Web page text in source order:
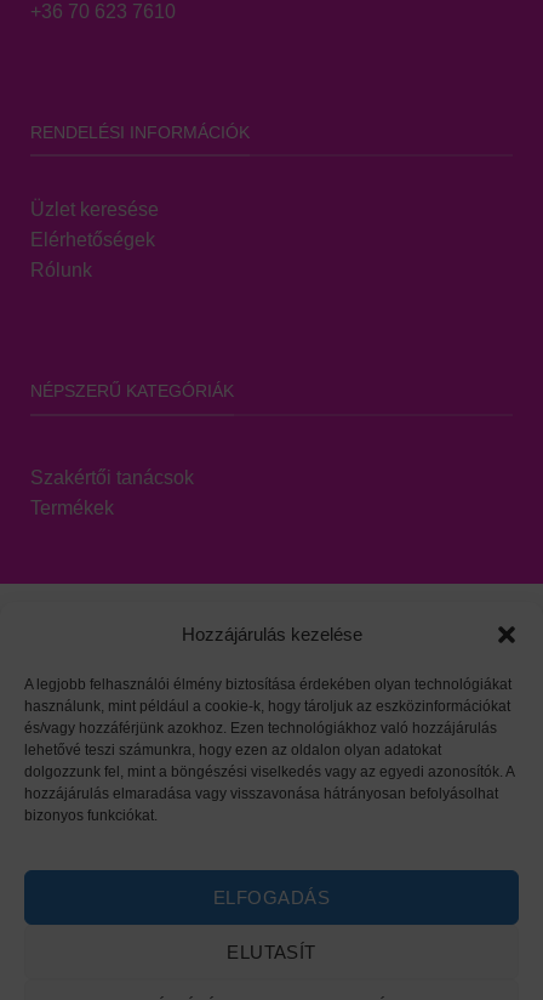
Hozzájárulás kezelése
A legjobb felhasználói élmény biztosítása érdekében olyan technológiákat
használunk, mint például a cookie-k, hogy tároljuk az eszközinformációkat
és/vagy hozzáférjünk azokhoz. Ezen technológiákhoz való hozzájárulás
lehetővé teszi számunkra, hogy ezen az oldalon olyan adatokat
dolgozzunk fel, mint a böngészési viselkedés vagy az egyedi azonosítók. A
hozzájárulás elmaradása vagy visszavonása hátrányosan befolyásolhat
bizonyos funkciókat.
ELFOGADÁS
ELUTASÍT
+36 70 623 7610
RENDELÉSI INFORMÁCIÓK
Üzlet keresése
Elérhetőségek
Rólunk
NÉPSZERŰ KATEGÓRIÁK
Szakértői tanácsok
Termékek
Viszonteladói oldal| Adatvédelem|HARZO tárgymutató